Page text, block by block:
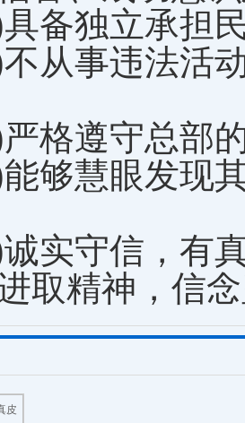
独立承担民
事违法活动
遵守总部的
慧眼发现其
守信，有真
取精神，信